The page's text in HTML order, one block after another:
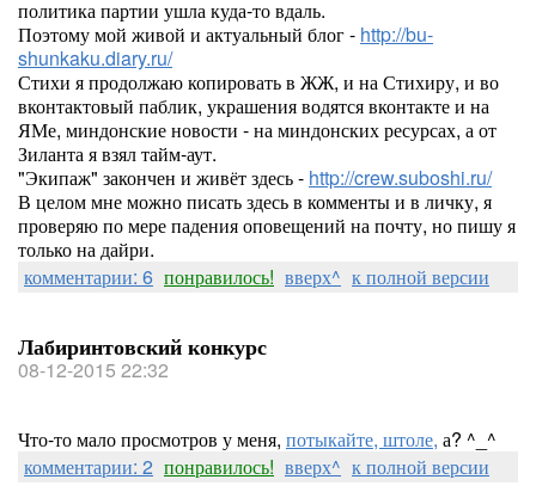
политика партии ушла куда-то вдаль.
Поэтому мой живой и актуальный блог - http://bu-
shunkaku.diary.ru/
Стихи я продолжаю копировать в ЖЖ, и на Стихиру, и во
вконтактовый паблик, украшения водятся вконтакте и на
ЯМе, миндонские новости - на миндонских ресурсах, а от
Зиланта я взял тайм-аут.
"Экипаж" закончен и живёт здесь - http://crew.suboshi.ru/
В целом мне можно писать здесь в комменты и в личку, я
проверяю по мере падения оповещений на почту, но пишу я
только на дайри.
комментарии: 6 понравилось! вверх^ к полной версии
Лабиринтовский конкурс
08-12-2015 22:32
Что-то мало просмотров у меня, потыкайте, штоле, а? ^_^
комментарии: 2 понравилось! вверх^ к полной версии